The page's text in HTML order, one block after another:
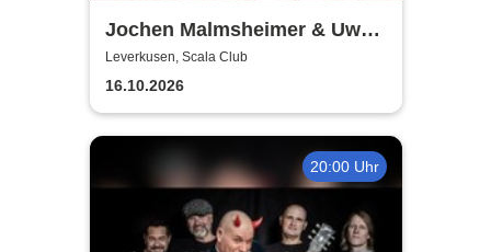
Jochen Malmsheimer & Uwe
Rössler
Leverkusen, Scala Club
16.10.2026
20:00 Uhr